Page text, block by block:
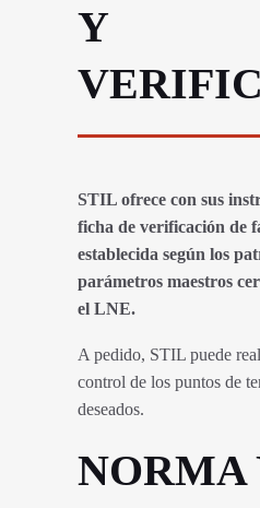
Y
STIL ofrece con sus
ficha de verificación de
establecida según los
parámetros maestros
el LNE.
A pedido, STIL puede
control de los puntos de
deseados.
NORMA